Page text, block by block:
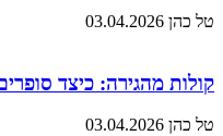
טל כהן 03.04.2026
קולות מהגירה: כיצד
טל כהן 03.04.2026